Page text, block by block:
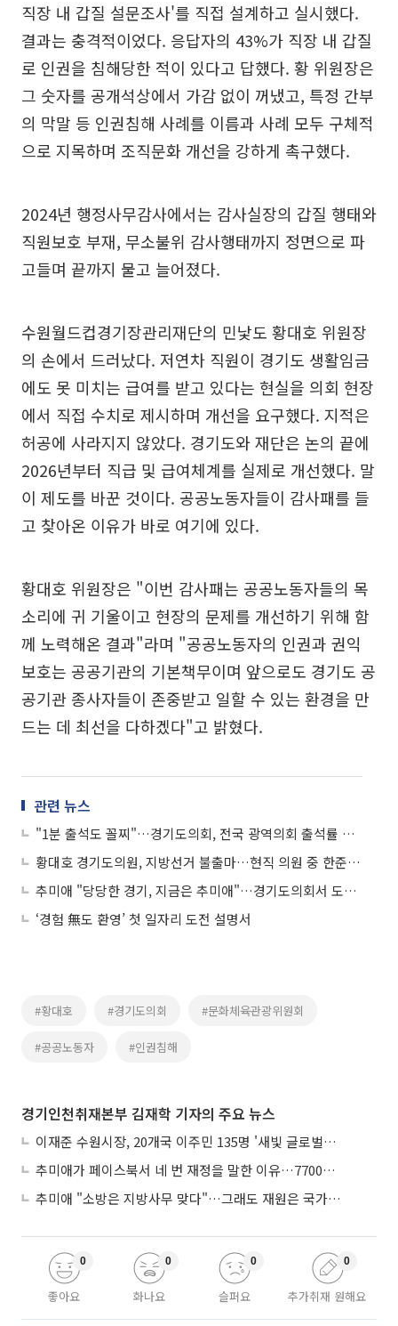
직장 내 갑질 설문조사'를 직접 설계하고 실시했다.
결과는 충격적이었다. 응답자의 43%가 직장 내 갑질
로 인권을 침해당한 적이 있다고 답했다. 황 위원장은
그 숫자를 공개석상에서 가감 없이 꺼냈고, 특정 간부
의 막말 등 인권침해 사례를 이름과 사례 모두 구체적
으로 지목하며 조직문화 개선을 강하게 촉구했다.
2024년 행정사무감사에서는 감사실장의 갑질 행태와
직원보호 부재, 무소불위 감사행태까지 정면으로 파
고들며 끝까지 물고 늘어졌다.
수원월드컵경기장관리재단의 민낯도 황대호 위원장
의 손에서 드러났다. 저연차 직원이 경기도 생활임금
에도 못 미치는 급여를 받고 있다는 현실을 의회 현장
에서 직접 수치로 제시하며 개선을 요구했다. 지적은
허공에 사라지지 않았다. 경기도와 재단은 논의 끝에
2026년부터 직급 및 급여체계를 실제로 개선했다. 말
이 제도를 바꾼 것이다. 공공노동자들이 감사패를 들
고 찾아온 이유가 바로 여기에 있다.
황대호 위원장은 "이번 감사패는 공공노동자들의 목
소리에 귀 기울이고 현장의 문제를 개선하기 위해 함
께 노력해온 결과"라며 "공공노동자의 인권과 권익
보호는 공공기관의 기본책무이며 앞으로도 경기도 공
공기관 종사자들이 존중받고 일할 수 있는 환경을 만
드는 데 최선을 다하겠다"고 밝혔다.
관련 뉴스
"1분 출석도 꼴찌"…경기도의회, 전국 광역의회 출석률 최하위 불명예
황대호 경기도의원, 지방선거 불출마…현직 의원 중 한준호 제1호 지지선언
추미애 "당당한 경기, 지금은 추미애"…경기도의회서 도지사 출마 공식선언
‘경험 無도 환영’ 첫 일자리 도전 설명서
#황대호 #경기도의회 #문화체육관광위원회
#공공노동자 #인권침해
경기인천취재본부 김재학 기자의 주요 뉴스
이재준 수원시장, 20개국 이주민 135명 '새빛 글로벌프렌즈' 위촉
추미애가 페이스북서 네 번 재정을 말한 이유…7700억 추경 열쇠는 도의회에
추미애 "소방은 지방사무 맞다"…그래도 재원은 국가가 나눠야
좋아요
0
화나요
0
슬퍼요
0
추가취재 원해요
0